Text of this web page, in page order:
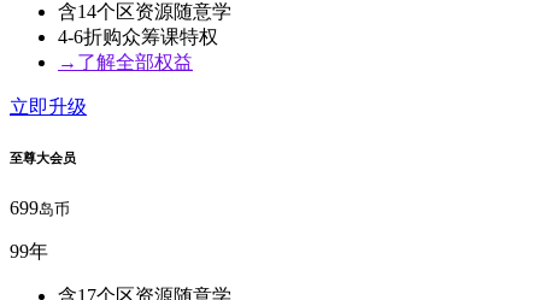
含14个区资源随意学
4-6折购众筹课特权
→了解全部权益
立即升级
至尊大会员
699岛币
99年
含17个区资源随意学